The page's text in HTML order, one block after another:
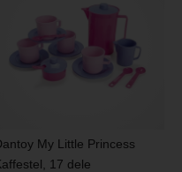
My Little Princess
17 dele